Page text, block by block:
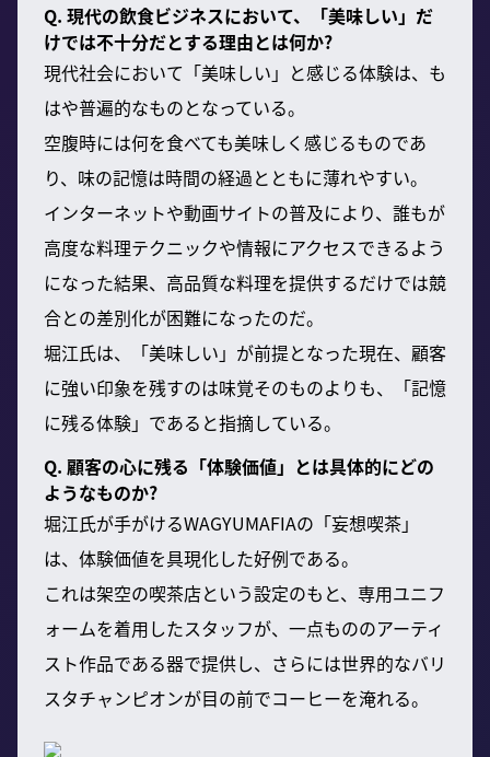
Q. 現代の飲食ビジネスにおいて、「美味しい」だ
けでは不十分だとする理由とは何か?
現代社会において「美味しい」と感じる体験は、も
はや普遍的なものとなっている。
空腹時には何を食べても美味しく感じるものであ
り、味の記憶は時間の経過とともに薄れやすい。
インターネットや動画サイトの普及により、誰もが
高度な料理テクニックや情報にアクセスできるよう
になった結果、高品質な料理を提供するだけでは競
合との差別化が困難になったのだ。
堀江氏は、「美味しい」が前提となった現在、顧客
に強い印象を残すのは味覚そのものよりも、「記憶
に残る体験」であると指摘している。
Q. 顧客の心に残る「体験価値」とは具体的にどの
ようなものか?
堀江氏が手がけるWAGYUMAFIAの「妄想喫茶」
は、体験価値を具現化した好例である。
これは架空の喫茶店という設定のもと、専用ユニフ
ォームを着用したスタッフが、一点もののアーティ
スト作品である器で提供し、さらには世界的なバリ
スタチャンピオンが目の前でコーヒーを淹れる。